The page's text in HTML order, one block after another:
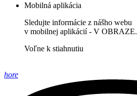
Mobilná aplikácia
Sledujte informácie z nášho webu
v mobilnej aplikácií - V OBRAZE.
Voľne k stiahnutiu
hore